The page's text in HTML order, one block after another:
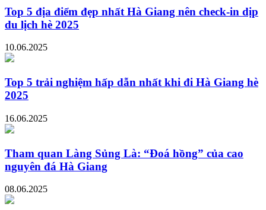
Top 5 địa điểm đẹp nhất Hà Giang nên check-in dịp
du lịch hè 2025
10.06.2025
Top 5 trải nghiệm hấp dẫn nhất khi đi Hà Giang hè
2025
16.06.2025
Tham quan Làng Sủng Là: “Đoá hồng” của cao
nguyên đá Hà Giang
08.06.2025